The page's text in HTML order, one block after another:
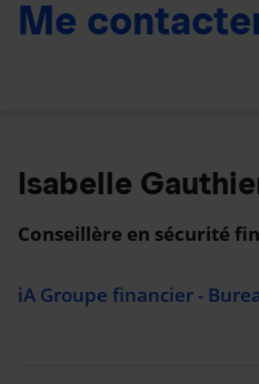
Me
Isabelle
Conseillère en sécurité
iA Groupe financier -